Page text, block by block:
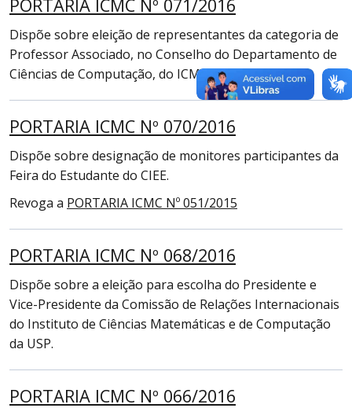
PORTARIA ICMC Nº 071/2016
Dispõe sobre eleição de representantes da categoria de
Professor Associado, no Conselho do Departamento de
Ciências de Computação, do ICMC/USP.
PORTARIA ICMC Nº 070/2016
Dispõe sobre designação de monitores participantes da
Feira do Estudante do CIEE.
Revoga a PORTARIA ICMC Nº 051/2015
PORTARIA ICMC Nº 068/2016
Dispõe sobre a eleição para escolha do Presidente e
Vice-Presidente da Comissão de Relações Internacionais
do Instituto de Ciências Matemáticas e de Computação
da USP.
PORTARIA ICMC Nº 066/2016